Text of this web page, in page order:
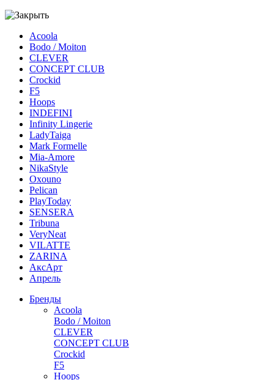
Acoola
Bodo / Moiton
CLEVER
CONCEPT CLUB
Crockid
F5
Hoops
INDEFINI
Infinity Lingerie
LadyTaiga
Mark Formelle
Mia-Amore
NikaStyle
Oxouno
Pelican
PlayToday
SENSERA
Tribuna
VeryNeat
VILATTE
ZARINA
АксАрт
Апрель
Бренды
Acoola
Bodo / Moiton
CLEVER
CONCEPT CLUB
Crockid
F5
Hoops